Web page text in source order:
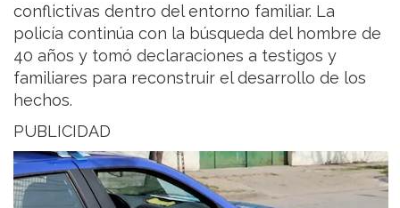
conflictivas dentro del entorno familiar. La
policía continúa con la búsqueda del hombre de
40 años y tomó declaraciones a testigos y
familiares para reconstruir el desarrollo de los
hechos.
PUBLICIDAD